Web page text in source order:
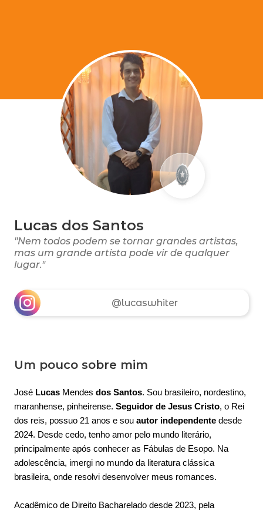
Lucas dos Santos
"Nem todos podem se tornar grandes artistas,
mas um grande artista pode vir de qualquer
lugar."
@lucaswhiter
Um pouco sobre mim
José Lucas Mendes dos Santos. Sou brasileiro, nordestino,
maranhense, pinheirense. Seguidor de Jesus Cristo, o Rei
dos reis, possuo 21 anos e sou autor independente desde
2024. Desde cedo, tenho amor pelo mundo literário,
principalmente após conhecer as Fábulas de Esopo. Na
adolescência, imergi no mundo da literatura clássica
brasileira, onde resolvi desenvolver meus romances.
Acadêmico de Direito Bacharelado desde 2023, pela